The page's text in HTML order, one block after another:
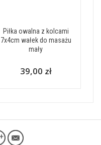
Piłka owalna z kolcami
7x4cm wałek do masażu
mały
39,00 zł